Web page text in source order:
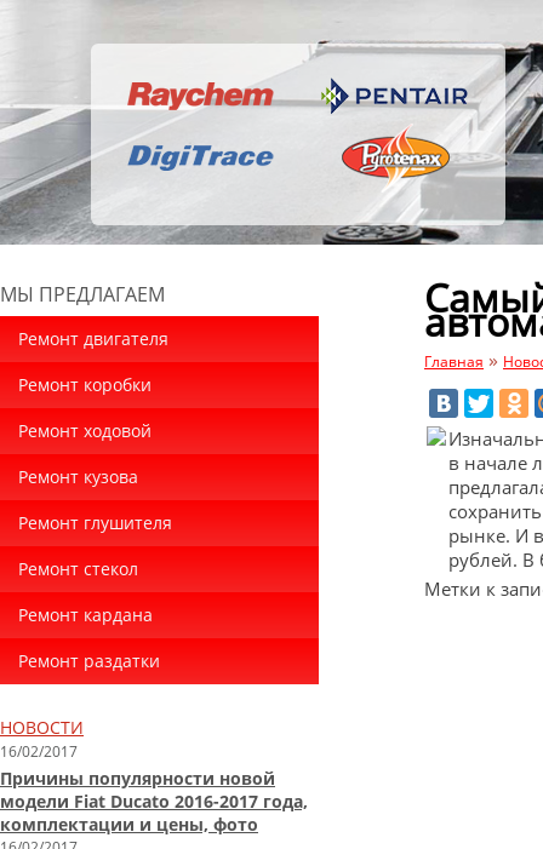
МЫ ПРЕДЛАГАЕМ
Ремонт двигателя
Ремонт коробки
Ремонт ходовой
Ремонт кузова
Ремонт глушителя
Ремонт стекол
Ремонт кардана
Ремонт раздатки
НОВОСТИ
16/02/2017
Причины популярности новой
модели Fiat Ducato 2016-2017 года,
комплектации и цены, фото
Главная »
в начале
рынке. И
рублей. В
Метки к